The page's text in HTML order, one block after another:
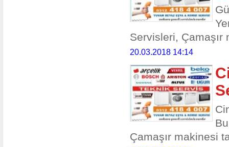
Servisleri,
20.03.2018 14:14
Çamaşır makinesi